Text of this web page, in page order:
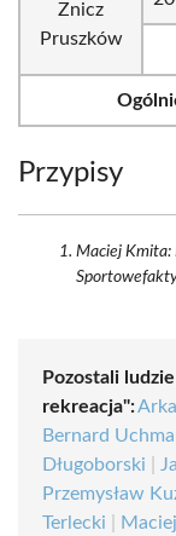
Znicz
Pruszków
Przypisy
Maciej Kmita:
Pozostali
rekreacja":
Bernard
Długoborski
Przemysław
Terlecki